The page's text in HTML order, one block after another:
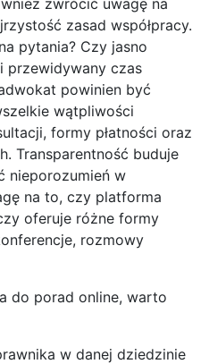
zasad współpracy.
pytania? Czy jasno
przewidywany czas
powinien być
wątpliwości
formy płatności oraz
Transparentność buduje
nieporozumień w
na to, czy platforma
oferuje różne formy
rozmowy
do porad online, warto
w danej dziedzinie